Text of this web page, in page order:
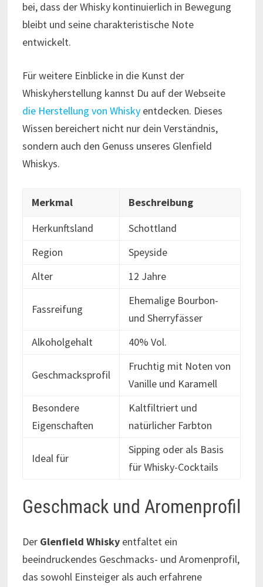
bei, dass der Whisky kontinuierlich in Bewegung
bleibt und seine charakteristische Note
entwickelt.
Für weitere Einblicke in die Kunst der
Whiskyherstellung kannst Du auf der Webseite
die Herstellung von Whiskyentdecken. Dieses
Wissen bereichert nicht nur dein Verständnis,
sondern auch den Genuss unseres Glenfield
Whiskys.
Merkmal
Beschreibung
Herkunftsland
Schottland
Region
Speyside
Alter
12 Jahre
Fassreifung
Ehemalige Bourbon-
und Sherryfässer
Alkoholgehalt
40% Vol.
Geschmacksprofil
Fruchtig mit Noten von
Vanille und Karamell
Besondere
Eigenschaften
Kaltfiltriert und
natürlicher Farbton
Ideal für
Sipping oder als Basis
für Whisky-Cocktails
Geschmack und Aromenprofil
Der Glenfield Whiskyentfaltet ein
beeindruckendes Geschmacks- und Aromenprofil,
das sowohl Einsteiger als auch erfahrene